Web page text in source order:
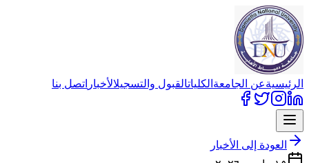
الرئيسيةعن الجامعة الكلياتالقبول والتسجيلالأخبار اتصل بنا
العودة إلى الأخبار